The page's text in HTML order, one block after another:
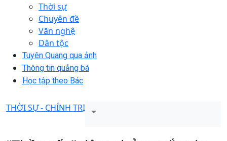
Thời sự
Chuyên đề
Văn nghệ
Dân tộc
Tuyên Quang qua ảnh
Thông tin quảng bá
Học tập theo Bác
THỜI SỰ - CHÍNH TRỊ